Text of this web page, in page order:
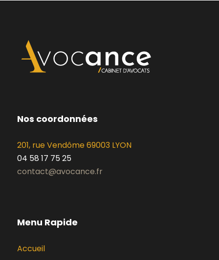
Nos coordonnées
201, rue Vendôme 69003 LYON
04 58 17 75 25
contact@avocance.fr
Menu Rapide
Accueil